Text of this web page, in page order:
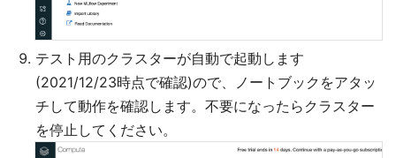
テスト用のクラスターが自動で起動します
(2021/12/23時点で確認)ので、ノートブックをアタッ
チして動作を確認します。不要になったらクラスター
を停止してください。